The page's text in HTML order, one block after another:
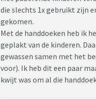
die slechts 1x gebruikt zijn
gekomen.
Met de handdoeken heb ik
geplakt van de kinderen.
gewassen samen met het
voor). Ik heb dit een paar
kwijt was om al die